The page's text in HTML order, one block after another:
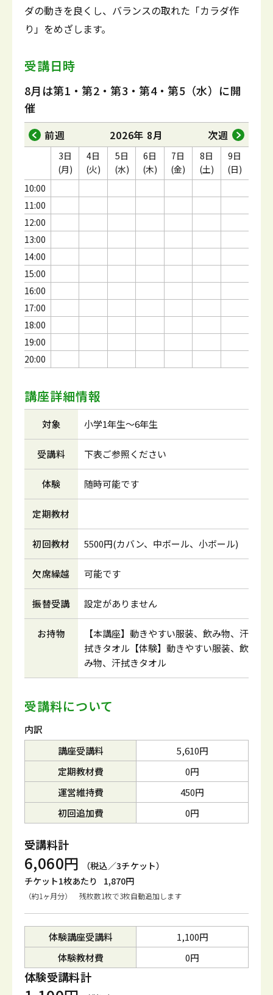
ダの動きを良くし、バランスの取れた「カラダ作
り」をめざします。
受講日時
8月は第1・第2・第3・第4・第5（水）に開
催
前週 2026年 8月 次週
10:00
11:00
12:00
13:00
14:00
15:00
16:00
17:00
18:00
19:00
20:00
3日
(月)
4日
(火)
5日
(水)
6日
(木)
7日
(金)
8日
(土)
9日
(日)
講座詳細情報
対象 小学1年生～6年生
受講料 下表ご参照ください
体験 随時可能です
定期教材
初回教材 5500円(カバン、中ボール、小ボール)
欠席繰越 可能です
振替受講 設定がありません
お持物
【本講座】動きやすい服装、飲み物、汗
拭きタオル【体験】動きやすい服装、飲
み物、汗拭きタオル
受講料について
内訳
講座受講料
5,610円
定期教材費
0円
運営維持費
450円
初回追加費
0円
受講料計
6,060円
（税込／3チケット）
チケット1枚あたり
1,870円
（約1ヶ月分） 残枚数1枚で3枚自動追加します
体験講座受講料
1,100円
体験教材費
0円
体験受講料計